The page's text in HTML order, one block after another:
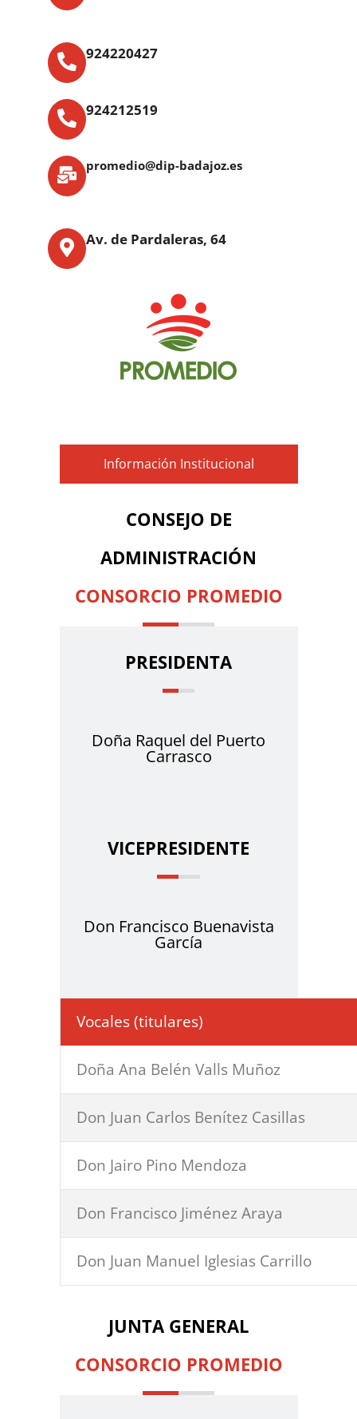
Av. de Pardaleras, 64
924220427
924212519
promedio@dip-badajoz.es
Información Institucional
CONSEJO DE
ADMINISTRACIÓN
CONSORCIO PROMEDIO
PRESIDENTA
Doña Raquel del Puerto
Carrasco
VICEPRESIDENTE
Don Francisco Buenavista
García
Vocales (titulares)
Doña Ana Belén Valls Muñoz
Don Juan Carlos Benítez Casillas
Don Jairo Pino Mendoza
Don Francisco Jiménez Araya
Don Juan Manuel Iglesias Carrillo
JUNTA GENERAL
CONSORCIO PROMEDIO